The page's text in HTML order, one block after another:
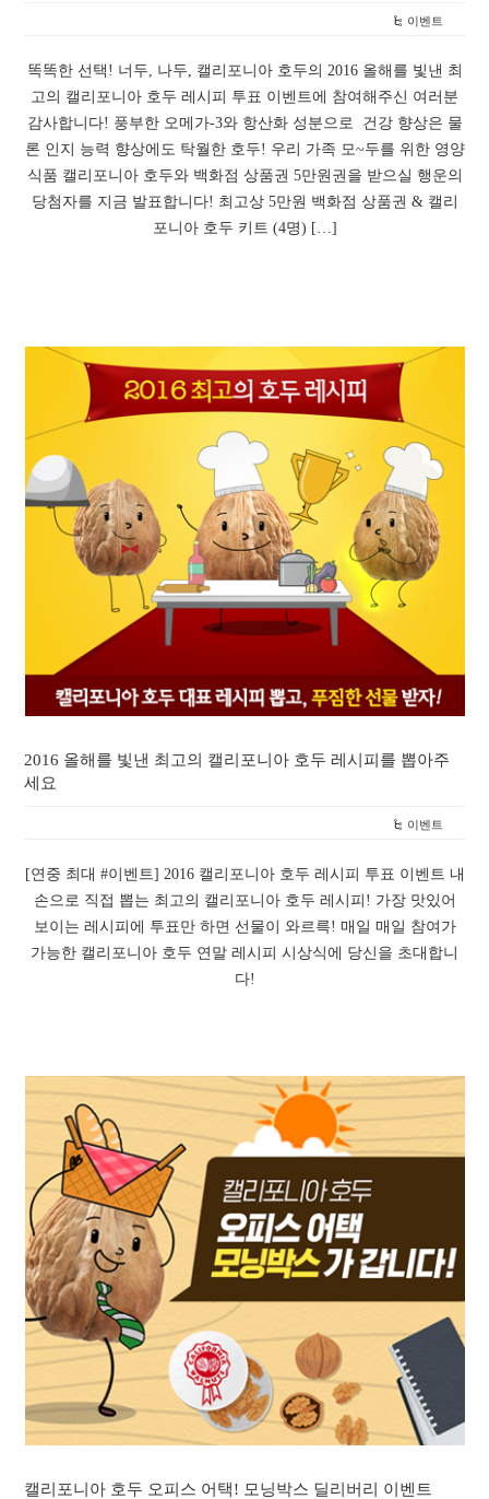
이벤트
똑똑한 선택! 너두, 나두, 캘리포니아 호두의 2016 올해를 빛낸 최
고의 캘리포니아 호두 레시피 투표 이벤트에 참여해주신 여러분
감사합니다! 풍부한 오메가-3와 항산화 성분으로 건강 향상은 물
론 인지 능력 향상에도 탁월한 호두! 우리 가족 모~두를 위한 영양
식품 캘리포니아 호두와 백화점 상품권 5만원권을 받으실 행운의
당첨자를 지금 발표합니다! 최고상 5만원 백화점 상품권 & 캘리
포니아 호두 키트 (4명) […]
2016 올해를 빛낸 최고의 캘리포니아 호두 레시피를 뽑아주
세요
이벤트
[연중 최대 #이벤트] 2016 캘리포니아 호두 레시피 투표 이벤트 내
손으로 직접 뽑는 최고의 캘리포니아 호두 레시피! 가장 맛있어
보이는 레시피에 투표만 하면 선물이 와르륵! 매일 매일 참여가
가능한 캘리포니아 호두 연말 레시피 시상식에 당신을 초대합니
다!
캘리포니아 호두 오피스 어택! 모닝박스 딜리버리 이벤트